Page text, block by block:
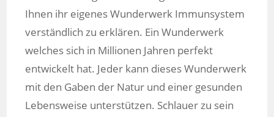
Ihnen ihr eigenes Wunderwerk Immunsystem
verständlich zu erklären. Ein Wunderwerk
welches sich in Millionen Jahren perfekt
entwickelt hat. Jeder kann dieses Wunderwerk
mit den Gaben der Natur und einer gesunden
Lebensweise unterstützen. Schlauer zu sein